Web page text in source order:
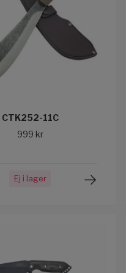
CTK252-11C
999 kr
Ej i lager